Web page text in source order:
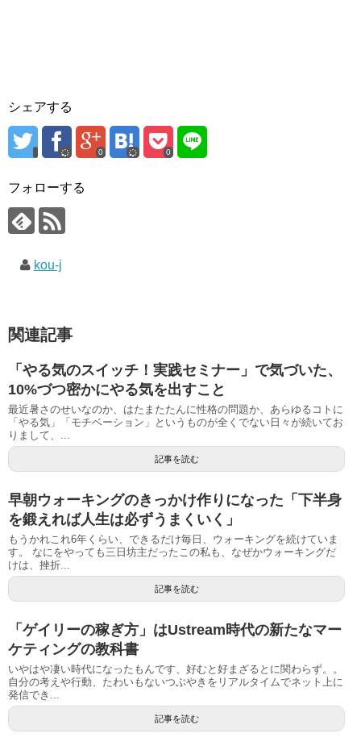
シェアする
0 0
フォローする
kou-j
関連記事
「やる気のスイッチ！実践セミナー」で気づいた、
10%づつ密かにやる気を出すこと
最近暑さのせいなのか、はたまたたんに性格の問題か、あらゆるコトに
「やる気」「モチベーション」というものが全くでない日々が続いてお
りまして、...
記事を読む
早朝ウォーキングのきっかけ作りになった「下半身
を鍛えれば人生は必ずうまくいく」
もうかれこれ6年くらい、できるだけ毎日、ウォーキングを続けていま
す。 なにをやっても三日坊主だったこの私も、なぜかウォーキングだ
けは、挫折...
記事を読む
「ゲイリーの稼ぎ方」はUstream時代の新たなマー
ケティングの教科書
いやはや凄い時代になったもんです、好むと好まざるとに関わらず。。
自分の考えや行動、たわいもないつぶやきをリアルタイムでネット上に
発信でき...
記事を読む